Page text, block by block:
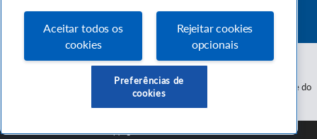
Atendimento das 9h às 18h
Serviço de Apoio às Micro e Pequenas Empresas do Estado do Rio Grande do
Aceitar todos os
cookies
Rejeitar cookies
opcionais
Preferências de
cookies